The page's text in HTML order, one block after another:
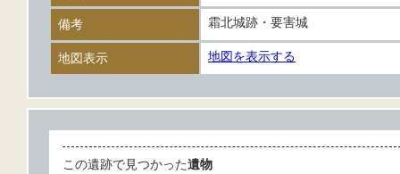
備考 霜北城跡・要害城
地図表示 地図を表示する
この遺跡で見つかった遺物